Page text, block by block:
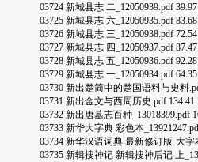
03724 新城县志 二_12050939.pdf
03725 新城县志 六_12050935.pdf
03726 新城县志 三_12050938.pdf
03727 新城县志 四_12050937.pdf
03728 新城县志 五_12050936.pdf
03729 新城县志 一_12050934.pdf
03730 新出楚简中的楚国语料与史料
03731 新出金文与西周历史.pdf 134.41
03732 新出唐墓志百种_13018399.pdf
03733 新华大字典 彩色本
03734 新华汉语词典 最新修订版·大字
03735 新辑搜神记 新辑搜神后记 上